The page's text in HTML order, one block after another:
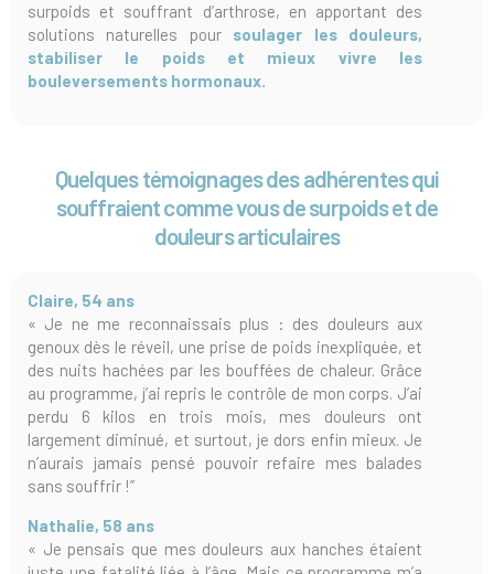
surpoids et souffrant d’arthrose, en apportant des
solutions naturelles pour soulager les douleurs,
stabiliser le poids et mieux vivre les
bouleversements hormonaux.
Quelques témoignages des adhérentes qui
souffraient comme vous de surpoids et de
douleurs articulaires
Claire, 54 ans
« Je ne me reconnaissais plus : des douleurs aux
genoux dès le réveil, une prise de poids inexpliquée, et
des nuits hachées par les bouffées de chaleur. Grâce
au programme, j’ai repris le contrôle de mon corps. J’ai
perdu 6 kilos en trois mois, mes douleurs ont
largement diminué, et surtout, je dors enfin mieux. Je
n’aurais jamais pensé pouvoir refaire mes balades
sans souffrir !”
Nathalie, 58 ans
« Je pensais que mes douleurs aux hanches étaient